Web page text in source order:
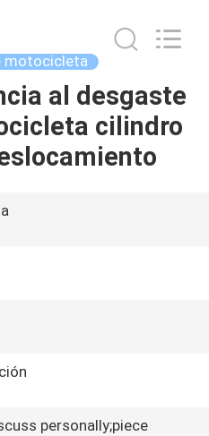
motocicleta
al desgaste
cilindro
personally;piece